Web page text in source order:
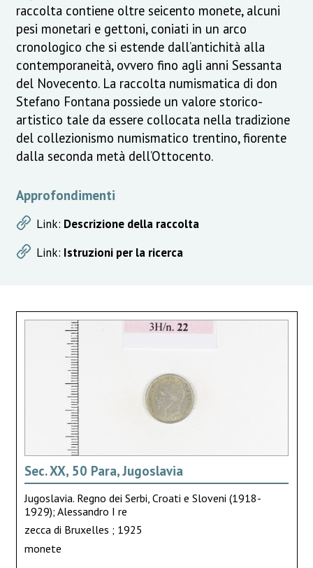
raccolta contiene oltre seicento monete, alcuni
pesi monetari e gettoni, coniati in un arco
cronologico che si estende dall’antichità alla
contemporaneità, ovvero fino agli anni Sessanta
del Novecento. La raccolta numismatica di don
Stefano Fontana possiede un valore storico-
artistico tale da essere collocata nella tradizione
del collezionismo numismatico trentino, fiorente
dalla seconda metà dell’Ottocento.
Approfondimenti
Link: Descrizione della raccolta
Link: Istruzioni per la ricerca
Sec. XX, 50 Para, Jugoslavia
Jugoslavia. Regno dei Serbi, Croati e Sloveni (1918-
1929); Alessandro I re
zecca di Bruxelles ; 1925
monete